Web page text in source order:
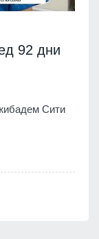
92 дни
Сити